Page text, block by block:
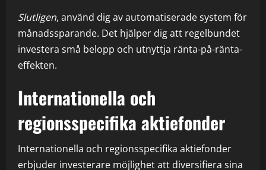
Slutligen, använd dig av automatiserade system för
månadssparande. Det hjälper dig att regelbundet
investera små belopp och utnyttja ränta-på-ränta-
effekten.
Internationella och
regionsspecifika aktiefonder
Internationella och regionsspecifika aktiefonder
erbjuder investerare möjlighet att diversifiera sina